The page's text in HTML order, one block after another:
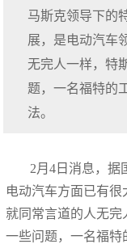
马斯克领导下的
展，是电动汽车
无完人一样，特
题，一名福特的
法。
2月4日消息，据
电动汽车方面已有
就同常言道的人无
一些问题，一名福特